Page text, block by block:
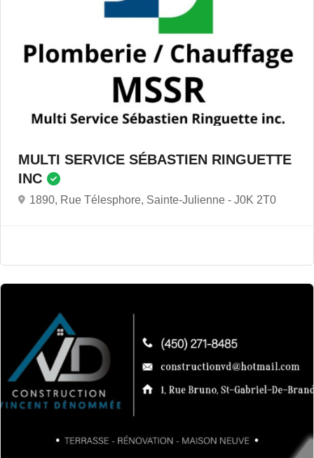
MULTI SERVICE SÉBASTIEN RINGUETTE
INC
1890, Rue Télesphore, Sainte-Julienne - J0K 2T0